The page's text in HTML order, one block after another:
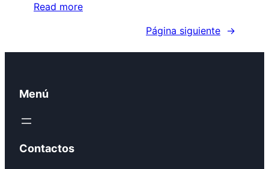
Read more
Página siguiente →
Menú
Contactos